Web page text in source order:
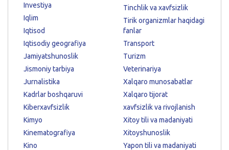
Investiya
Iqlim
Iqtisod
Iqtisodiy geografiya
Jamiyatshunoslik
Jismoniy tarbiya
Jurnalistika
Kadrlar boshqaruvi
Kiberxavfsizlik
Kimyo
Kinematografiya
Kino
Tinchlik va xavfsizlik
Tirik organizmlar haqidagi
fanlar
Transport
Turizm
Veterinariya
Xalqaro munosabatlar
Xalqaro tijorat
xavfsizlik va rivojlanish
Xitoy tili va madaniyati
Xitoyshunoslik
Yapon tili va madaniyati